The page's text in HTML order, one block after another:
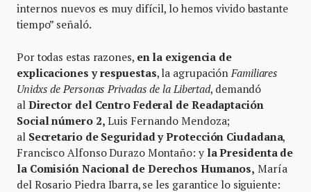
internos nuevos es muy difícil, lo hemos vivido bastante
tiempo” señaló.
Por todas estas razones, en la exigencia de
explicaciones y respuestas, la agrupación Familiares
Unidxs de Personas Privadas de la Libertad, demandó
al Director del Centro Federal de Readaptación
Social número 2, Luis Fernando Mendoza;
al Secretario de Seguridad y Protección Ciudadana,
Francisco Alfonso Durazo Montaño: y la Presidenta de
la Comisión Nacional de Derechos Humanos, María
del Rosario Piedra Ibarra, se les garantice lo siguiente: